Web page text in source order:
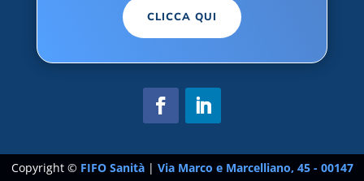
CLICCA QUI
Copyright © FIFO Sanità | Via Marco e Marcelliano, 45 - 00147